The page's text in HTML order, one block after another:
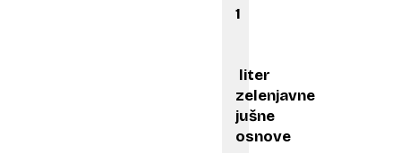
1
liter
zelenjavne
jušne
osnove